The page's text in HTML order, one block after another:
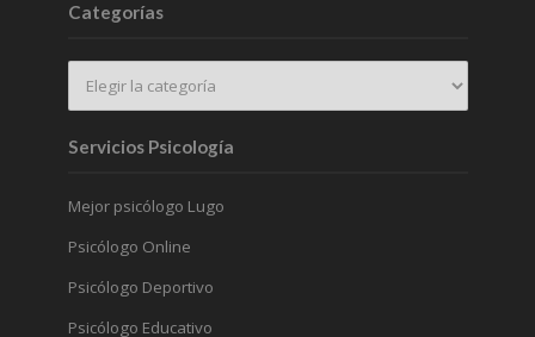
Categorías
Servicios Psicología
Mejor psicólogo Lugo
Psicólogo Online
Psicólogo Deportivo
Psicólogo Educativo